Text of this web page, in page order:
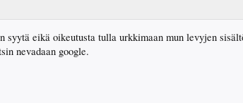
eikä oikeutusta tulla urkkimaan mun levyjen
nevadaan google.